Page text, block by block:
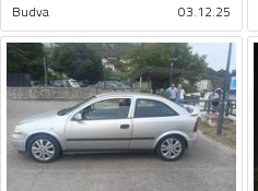
Budva 03.12.25